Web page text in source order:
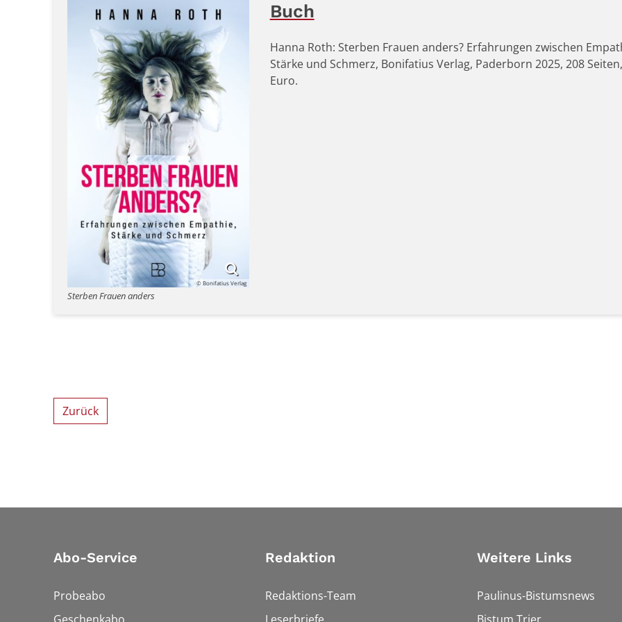
© Bonifatius Verlag
Sterben Frauen anders
Buch
Hanna Roth: Sterben Frauen anders? Erfahrungen zwischen
Stärke und Schmerz, Bonifatius Verlag, Paderborn 2025, 208
Euro.
Zurück
Abo-Service
Probeabo
Redaktion
Redaktions-Team
Weitere Links
Paulinus-Bistumsnews